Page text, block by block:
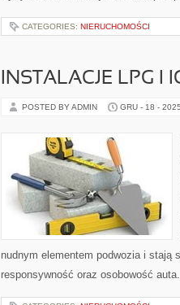
CATEGORIES: NIERUCHOMOŚCI
INSTALACJE LPG I
POSTED BY ADMIN GRU - 18 - 2025
nudnym elementem podwozia i stają
responsywność oraz osobowość